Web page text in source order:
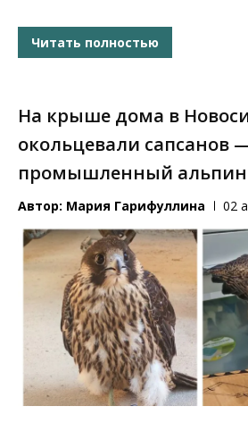
Читать полностью
На крыше дома в
окольцевали сапсанов
промышленный
Автор: Мария Гарифуллина 02